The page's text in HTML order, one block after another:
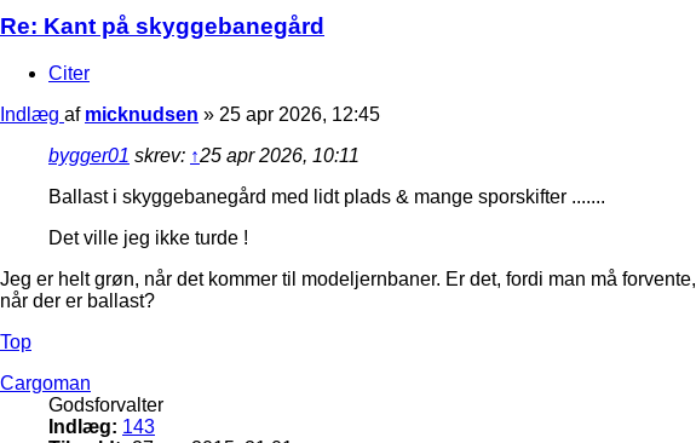
Re: Kant på skyggebanegård
Citer
Indlæg af micknudsen » 25 apr 2026, 12:45
bygger01 skrev: ↑25 apr 2026, 10:11
Ballast i skyggebanegård med lidt plads & mange sporskifter .......
Det ville jeg ikke turde !
Jeg er helt grøn, når det kommer til modeljernbaner. Er det, fordi man må
når der er ballast?
Top
Cargoman
Godsforvalter
Indlæg: 143